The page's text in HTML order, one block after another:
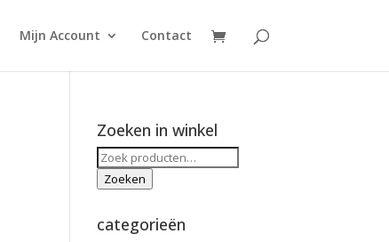
Mijn Account Contact
Zoeken in winkel
Zoeken
naar:
Zoeken
categorieën